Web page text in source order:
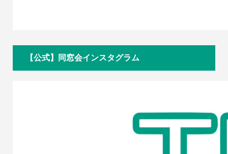
【公式】同窓会インスタグラム